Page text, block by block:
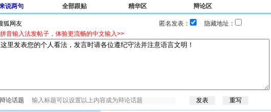
说两句 全部跟贴 精华区 辩论区
匿名发表：
隐藏地址：
音输入法发帖子，体验更流畅的中文输入>>
论话题